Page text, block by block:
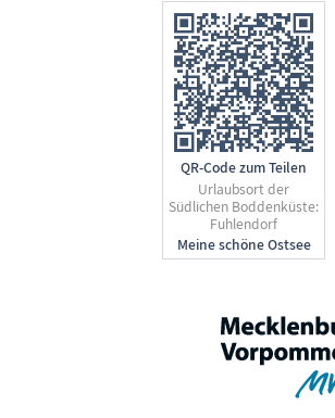
QR-Code zum Teilen
Urlaubsort der
Südlichen Boddenküste:
Fuhlendorf